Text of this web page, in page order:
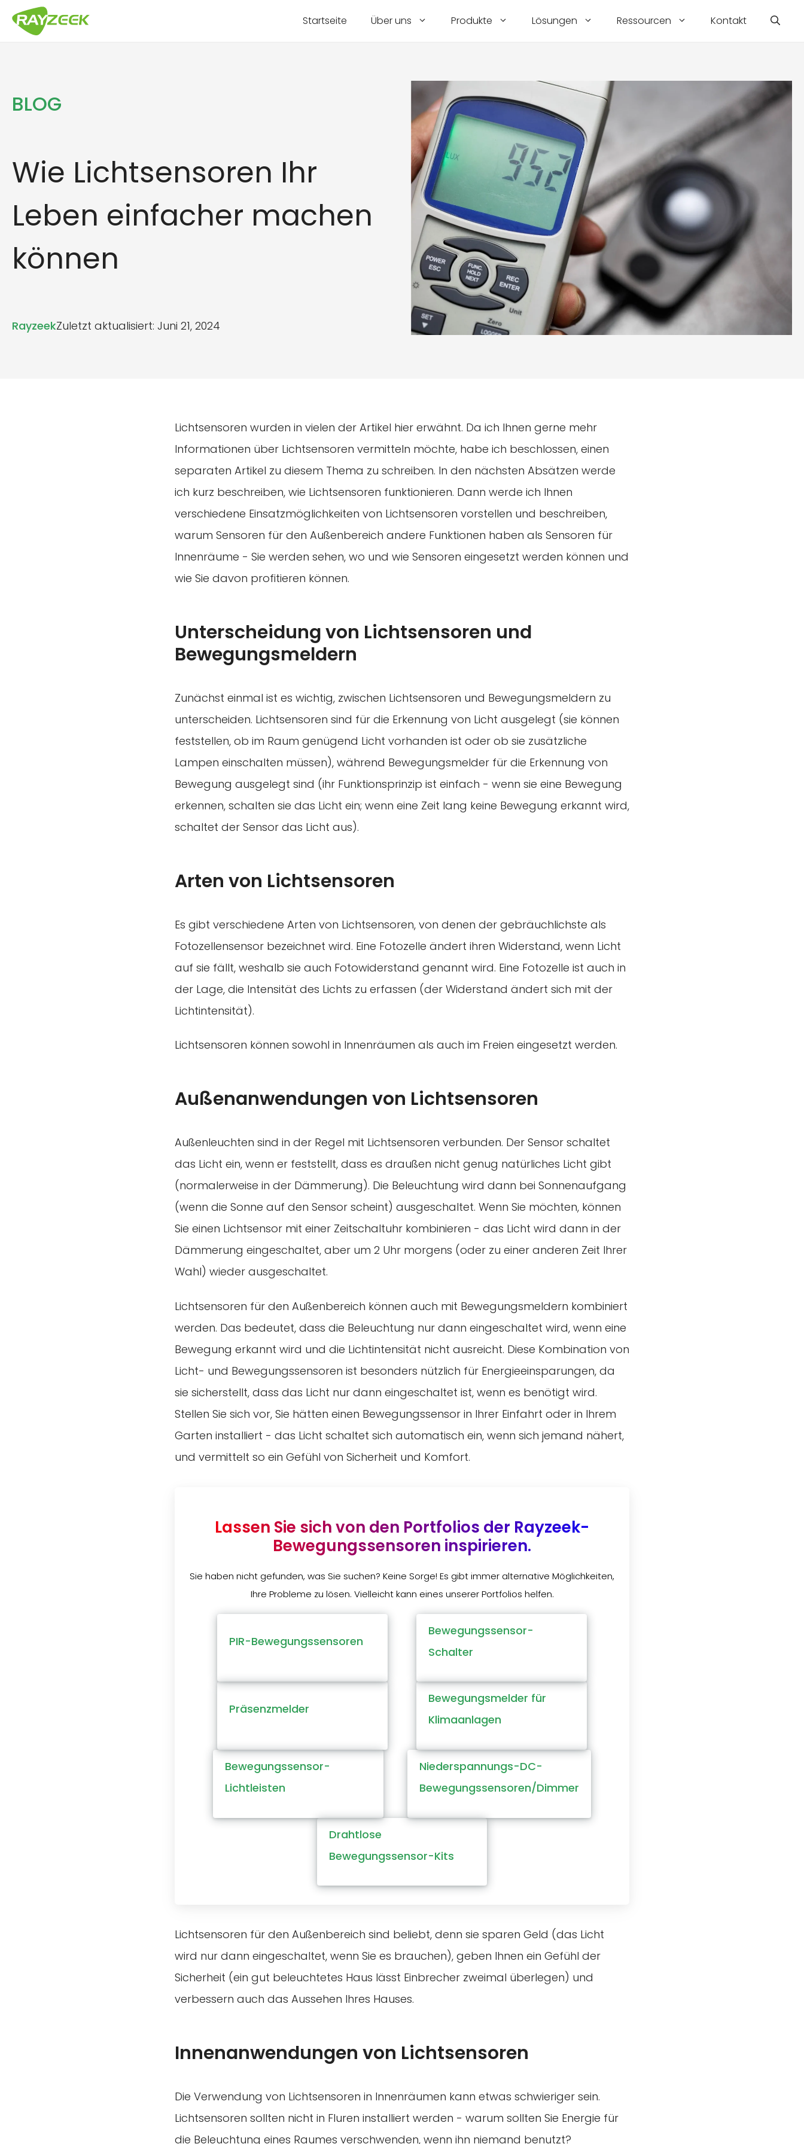
Inhalt
Startseite Über uns Produkte Lösungen Ressourcen Kontakt
BLOG
Wie Lichtsensoren Ihr
Leben einfacher machen
können
RayzeekZuletzt aktualisiert: Juni 21, 2024
Lichtsensoren wurden in vielen der Artikel hier erwähnt. Da ich Ihnen gerne mehr
Informationen über Lichtsensoren vermitteln möchte, habe ich beschlossen, einen
separaten Artikel zu diesem Thema zu schreiben. In den nächsten Absätzen werde
ich kurz beschreiben, wie Lichtsensoren funktionieren. Dann werde ich Ihnen
verschiedene Einsatzmöglichkeiten von Lichtsensoren vorstellen und beschreiben,
warum Sensoren für den Außenbereich andere Funktionen haben als Sensoren für
Innenräume - Sie werden sehen, wo und wie Sensoren eingesetzt werden können und
wie Sie davon profitieren können.
Unterscheidung von Lichtsensoren und
Bewegungsmeldern
Zunächst einmal ist es wichtig, zwischen Lichtsensoren und Bewegungsmeldern zu
unterscheiden. Lichtsensoren sind für die Erkennung von Licht ausgelegt (sie können
feststellen, ob im Raum genügend Licht vorhanden ist oder ob sie zusätzliche
Lampen einschalten müssen), während Bewegungsmelder für die Erkennung von
Bewegung ausgelegt sind (ihr Funktionsprinzip ist einfach - wenn sie eine Bewegung
erkennen, schalten sie das Licht ein; wenn eine Zeit lang keine Bewegung erkannt wird,
schaltet der Sensor das Licht aus).
Arten von Lichtsensoren
Es gibt verschiedene Arten von Lichtsensoren, von denen der gebräuchlichste als
Fotozellensensor bezeichnet wird. Eine Fotozelle ändert ihren Widerstand, wenn Licht
auf sie fällt, weshalb sie auch Fotowiderstand genannt wird. Eine Fotozelle ist auch in
der Lage, die Intensität des Lichts zu erfassen (der Widerstand ändert sich mit der
Lichtintensität).
Lichtsensoren können sowohl in Innenräumen als auch im Freien eingesetzt werden.
Außenanwendungen von Lichtsensoren
Außenleuchten sind in der Regel mit Lichtsensoren verbunden. Der Sensor schaltet
das Licht ein, wenn er feststellt, dass es draußen nicht genug natürliches Licht gibt
(normalerweise in der Dämmerung). Die Beleuchtung wird dann bei Sonnenaufgang
(wenn die Sonne auf den Sensor scheint) ausgeschaltet. Wenn Sie möchten, können
Sie einen Lichtsensor mit einer Zeitschaltuhr kombinieren - das Licht wird dann in der
Dämmerung eingeschaltet, aber um 2 Uhr morgens (oder zu einer anderen Zeit Ihrer
Wahl) wieder ausgeschaltet.
Lichtsensoren für den Außenbereich können auch mit Bewegungsmeldern kombiniert
werden. Das bedeutet, dass die Beleuchtung nur dann eingeschaltet wird, wenn eine
Bewegung erkannt wird und die Lichtintensität nicht ausreicht. Diese Kombination von
Licht- und Bewegungssensoren ist besonders nützlich für Energieeinsparungen, da
sie sicherstellt, dass das Licht nur dann eingeschaltet ist, wenn es benötigt wird.
Stellen Sie sich vor, Sie hätten einen Bewegungssensor in Ihrer Einfahrt oder in Ihrem
Garten installiert - das Licht schaltet sich automatisch ein, wenn sich jemand nähert,
und vermittelt so ein Gefühl von Sicherheit und Komfort.
Lassen Sie sich von den Portfolios der Rayzeek-
Bewegungssensoren inspirieren.
Sie haben nicht gefunden, was Sie suchen? Keine Sorge! Es gibt immer alternative Möglichkeiten,
Ihre Probleme zu lösen. Vielleicht kann eines unserer Portfolios helfen.
PIR-Bewegungssensoren
Bewegungssensor-
Schalter
Präsenzmelder
Bewegungsmelder für
Klimaanlagen
Bewegungssensor-
Lichtleisten
Niederspannungs-DC-
Bewegungssensoren/Dimmer
Drahtlose
Bewegungssensor-Kits
Lichtsensoren für den Außenbereich sind beliebt, denn sie sparen Geld (das Licht
wird nur dann eingeschaltet, wenn Sie es brauchen), geben Ihnen ein Gefühl der
Sicherheit (ein gut beleuchtetes Haus lässt Einbrecher zweimal überlegen) und
verbessern auch das Aussehen Ihres Hauses.
Innenanwendungen von Lichtsensoren
Die Verwendung von Lichtsensoren in Innenräumen kann etwas schwieriger sein.
Lichtsensoren sollten nicht in Fluren installiert werden - warum sollten Sie Energie für
die Beleuchtung eines Raumes verschwenden, wenn ihn niemand benutzt?